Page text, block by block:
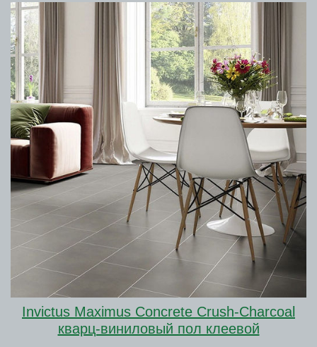
Invictus Maximus Concrete Crush-Charcoal
кварц-виниловый пол клеевой